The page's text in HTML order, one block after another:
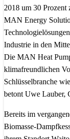
2018 um 30 Prozent
MAN Energy
Industrie in den
Die MAN Heat
klimafreundlichen
Schlüsselbranche
betont Uwe Lauber,
Bereits im
Biomasse-